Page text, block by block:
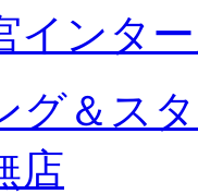
インタ
グ＆ス
店